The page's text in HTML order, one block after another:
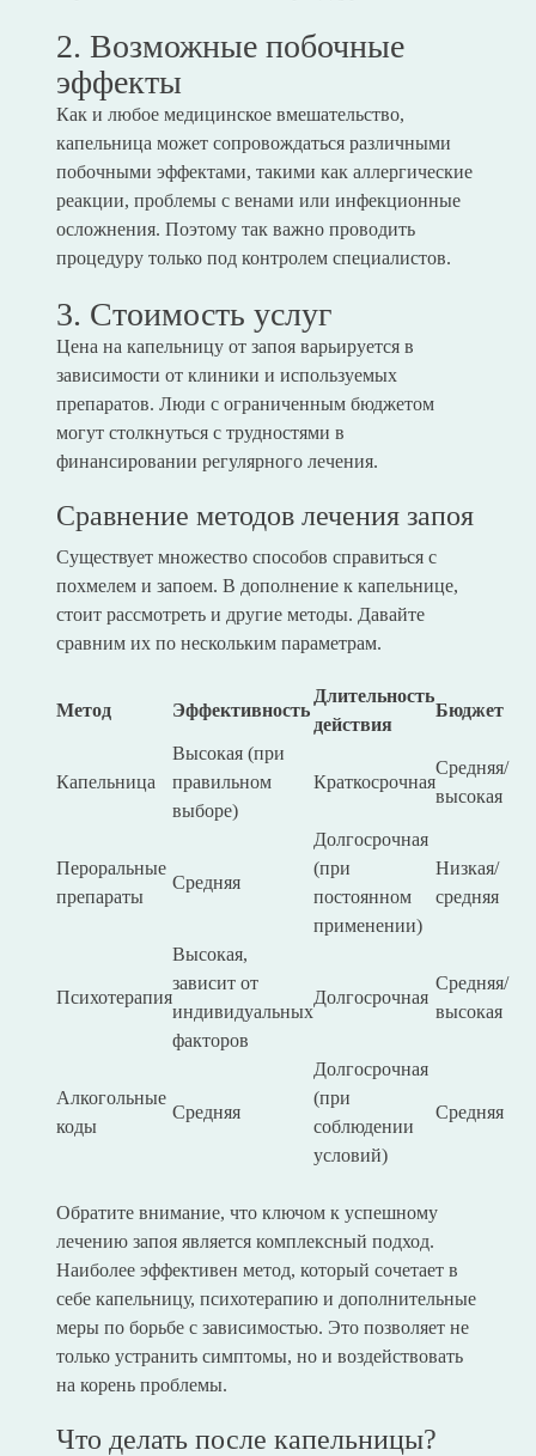
2. Возможные побочные
эффекты
Как и любое медицинское вмешательство,
капельница может сопровождаться различными
побочными эффектами, такими как аллергические
реакции, проблемы с венами или инфекционные
осложнения. Поэтому так важно проводить
процедуру только под контролем специалистов.
3. Стоимость услуг
Цена на капельницу от запоя варьируется в
зависимости от клиники и используемых
препаратов. Люди с ограниченным бюджетом
могут столкнуться с трудностями в
финансировании регулярного лечения.
Сравнение методов лечения запоя
Существует множество способов справиться с
похмелем и запоем. В дополнение к капельнице,
стоит рассмотреть и другие методы. Давайте
сравним их по нескольким параметрам.
Метод Эффективность
Длительность
действия
Бюджет
Капельница
Высокая (при
правильном
выборе)
Краткосрочная
Средняя/
высокая
Пероральные
препараты
Средняя
Долгосрочная
(при
постоянном
применении)
Низкая/
средняя
Психотерапия
Высокая,
зависит от
индивидуальных
факторов
Долгосрочная
Средняя/
высокая
Алкогольные
коды
Средняя
Долгосрочная
(при
соблюдении
условий)
Средняя
Обратите внимание, что ключом к успешному
лечению запоя является комплексный подход.
Наиболее эффективен метод, который сочетает в
себе капельницу, психотерапию и дополнительные
меры по борьбе с зависимостью. Это позволяет не
только устранить симптомы, но и воздействовать
на корень проблемы.
Что делать после капельницы?